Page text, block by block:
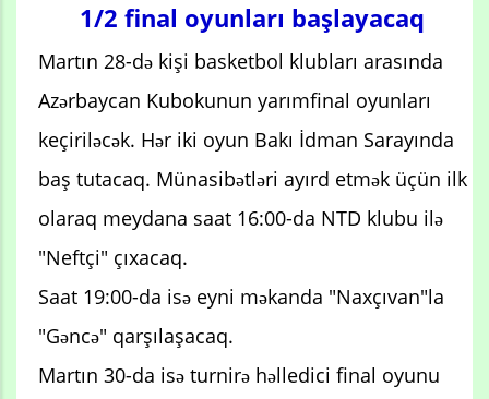
1/2 final oyunları başlayacaq
Martın 28-də kişi basketbol klubları arasında
Azərbaycan Kubokunun yarımfinal oyunları
keçiriləcək. Hər iki oyun Bakı İdman Sarayında
baş tutacaq. Münasibətləri ayırd etmək üçün ilk
olaraq meydana saat 16:00-da NTD klubu ilə
"Neftçi" çıxacaq.
Saat 19:00-da isə eyni məkanda "Naxçıvan"la
"Gəncə" qarşılaşacaq.
Martın 30-da isə turnirə həlledici final oyunu